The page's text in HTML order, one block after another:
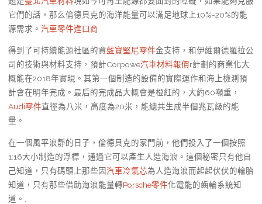
它們的話，那么倫德貝克的海洋能量可以滿足地球上10%-20%的能
源需求。 汽車零件進口商
得到了可持續能源社區的資藍寶堅尼零件金支持，和伊維爾德羅拉公
司的技術與材料支持，預計Corpowe汽車材料報價r計劃的商業化大
概能在2018年實現。其第一個制造的設備的實際運作和海上檢測預
計會在明年完成。最后的完成品大概會是橙紅的，大約60噸重，
Audi零件直徑為八米，高度為20米，能總共生成半個兆瓦級的能
量。
在一個風平浪靜的日子，倫德貝克的家門前，他們投入了一個按照
1:16大小制造的浮標，通過它可以產生人造海浪。這個秘密只有他自
己知道，只有碼頭上那些因汽車冷氣芯為人造海浪而起起伏伏的輪胎
知道，只有那些借助海浪能量轉Porsche零件化電能的齒輪系統知
道。.